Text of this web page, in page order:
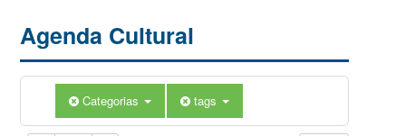
Agenda Cultural
Categorias tags
5:00